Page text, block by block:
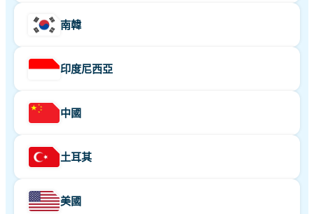
南韓
印度尼西亞
中國
土耳其
美國